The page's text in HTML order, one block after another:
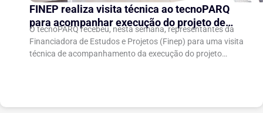
FINEP realiza visita técnica ao tecnoPARQ
para acompanhar execução do projeto de
expansão do Parque Tecnológico
O tecnoPARQ recebeu, nesta semana, representantes da
Financiadora de Estudos e Projetos (Finep) para uma visita
técnica de acompanhamento da execução do projeto